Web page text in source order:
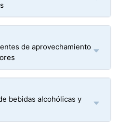
de aprovechamiento
bebidas alcohólicas y